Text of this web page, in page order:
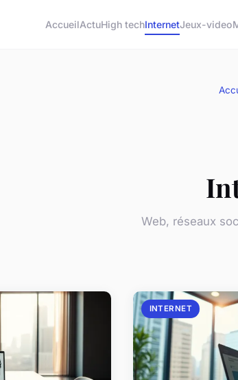
AccueilActuHigh techInternetJeux-video
Web, réseaux
INTERNET